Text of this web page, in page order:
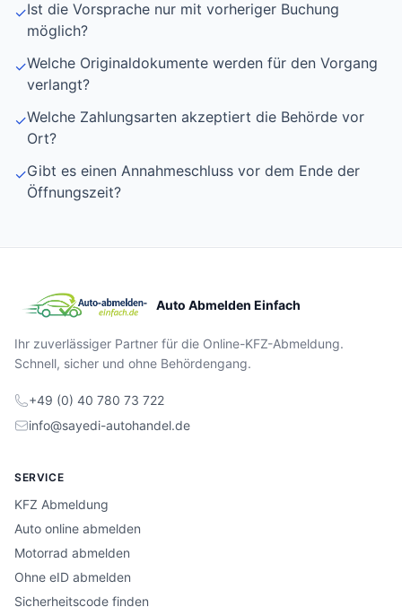
✓Ist die Vorsprache nur mit vorheriger Buchung
möglich?
✓Welche Originaldokumente werden für den Vorgang
verlangt?
✓Welche Zahlungsarten akzeptiert die Behörde vor
Ort?
✓Gibt es einen Annahmeschluss vor dem Ende der
Öffnungszeit?
Auto Abmelden Einfach
Ihr zuverlässiger Partner für die Online-KFZ-Abmeldung.
Schnell, sicher und ohne Behördengang.
+49 (0) 40 780 73 722
info@sayedi-autohandel.de
SERVICE
KFZ Abmeldung
Auto online abmelden
Motorrad abmelden
Ohne eID abmelden
Sicherheitscode finden